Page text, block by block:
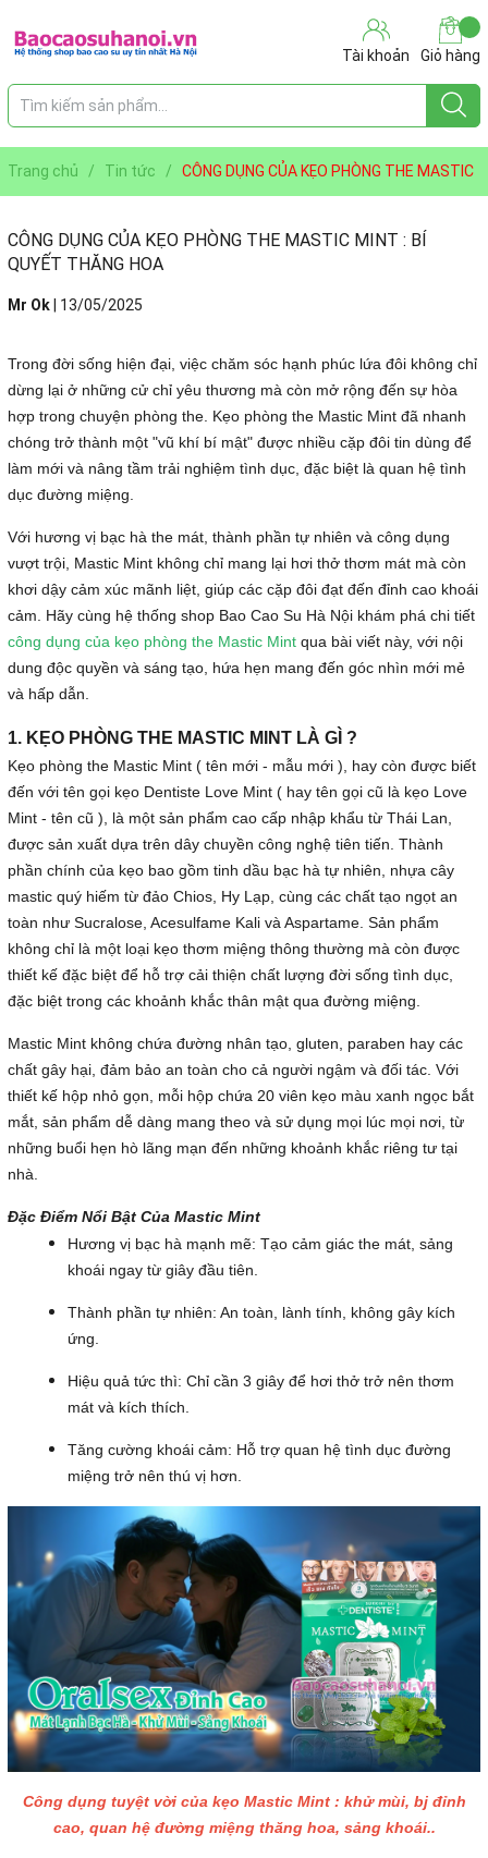
Tài khoản Giỏ hàng
Trang chủ / Tin tức /
CÔNG DỤNG CỦA KẸO PHÒNG THE MASTIC
MINT : BÍ QUYẾT THĂNG HOA
CÔNG DỤNG CỦA KẸO PHÒNG THE MASTIC MINT : BÍ
QUYẾT THĂNG HOA
Mr Ok 13/05/2025
Trong đời sống hiện đại, việc chăm sóc hạnh phúc lứa đôi không chỉ
dừng lại ở những cử chỉ yêu thương mà còn mở rộng đến sự hòa
hợp trong chuyện phòng the. Kẹo phòng the Mastic Mint đã nhanh
chóng trở thành một "vũ khí bí mật" được nhiều cặp đôi tin dùng để
làm mới và nâng tầm trải nghiệm tình dục, đặc biệt là quan hệ tình
dục đường miệng.
Với hương vị bạc hà the mát, thành phần tự nhiên và công dụng
vượt trội, Mastic Mint không chỉ mang lại hơi thở thơm mát mà còn
khơi dậy cảm xúc mãnh liệt, giúp các cặp đôi đạt đến đỉnh cao khoái
cảm. Hãy cùng hệ thống shop Bao Cao Su Hà Nội khám phá chi tiết
công dụng của kẹo phòng the Mastic Mint qua bài viết này, với nội
dung độc quyền và sáng tạo, hứa hẹn mang đến góc nhìn mới mẻ
và hấp dẫn.
1. KẸO PHÒNG THE MASTIC MINT LÀ GÌ ?
Kẹo phòng the Mastic Mint ( tên mới - mẫu mới ), hay còn được biết
đến với tên gọi kẹo Dentiste Love Mint ( hay tên gọi cũ là kẹo Love
Mint - tên cũ ), là một sản phẩm cao cấp nhập khẩu từ Thái Lan,
được sản xuất dựa trên dây chuyền công nghệ tiên tiến. Thành
phần chính của kẹo bao gồm tinh dầu bạc hà tự nhiên, nhựa cây
mastic quý hiếm từ đảo Chios, Hy Lạp, cùng các chất tạo ngọt an
toàn như Sucralose, Acesulfame Kali và Aspartame. Sản phẩm
không chỉ là một loại kẹo thơm miệng thông thường mà còn được
thiết kế đặc biệt để hỗ trợ cải thiện chất lượng đời sống tình dục,
đặc biệt trong các khoảnh khắc thân mật qua đường miệng.
Mastic Mint không chứa đường nhân tạo, gluten, paraben hay các
chất gây hại, đảm bảo an toàn cho cả người ngậm và đối tác. Với
thiết kế hộp nhỏ gọn, mỗi hộp chứa 20 viên kẹo màu xanh ngọc bắt
mắt, sản phẩm dễ dàng mang theo và sử dụng mọi lúc mọi nơi, từ
những buổi hẹn hò lãng mạn đến những khoảnh khắc riêng tư tại
nhà.
Đặc Điểm Nổi Bật Của Mastic Mint
Hương vị bạc hà mạnh mẽ: Tạo cảm giác the mát, sảng
khoái ngay từ giây đầu tiên.
Thành phần tự nhiên: An toàn, lành tính, không gây kích
ứng.
Hiệu quả tức thì: Chỉ cần 3 giây để hơi thở trở nên thơm
mát và kích thích.
Tăng cường khoái cảm: Hỗ trợ quan hệ tình dục đường
miệng trở nên thú vị hơn.
Công dụng tuyệt vời của kẹo Mastic Mint : khử mùi, bj đỉnh
cao, quan hệ đường miệng thăng hoa, sảng khoái..